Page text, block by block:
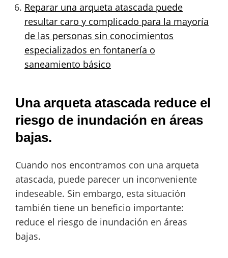
Reparar una arqueta atascada puede
resultar caro y complicado para la mayoría
de las personas sin conocimientos
especializados en fontanería o
saneamiento básico
Una arqueta atascada reduce el
riesgo de inundación en áreas
bajas.
Cuando nos encontramos con una arqueta
atascada, puede parecer un inconveniente
indeseable. Sin embargo, esta situación
también tiene un beneficio importante:
reduce el riesgo de inundación en áreas
bajas.